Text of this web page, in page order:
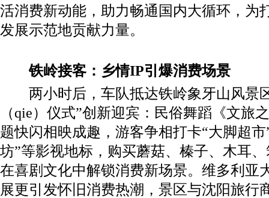
活消费新动能，助力畅通国内大循环，为
发展示范地贡献力量。
​铁岭接客：乡情IP引爆消费场景
两小时后，车队抵达铁岭象牙山风景
（qie）仪式”创新迎宾：民俗舞蹈《文旅
题快闪相映成趣，游客争相打卡“大脚超
坊”等影视地标，购买蘑菇、榛子、木耳
在喜剧文化中解锁消费新场景。维多利亚
展更引发怀旧消费热潮，景区与沈阳旅行